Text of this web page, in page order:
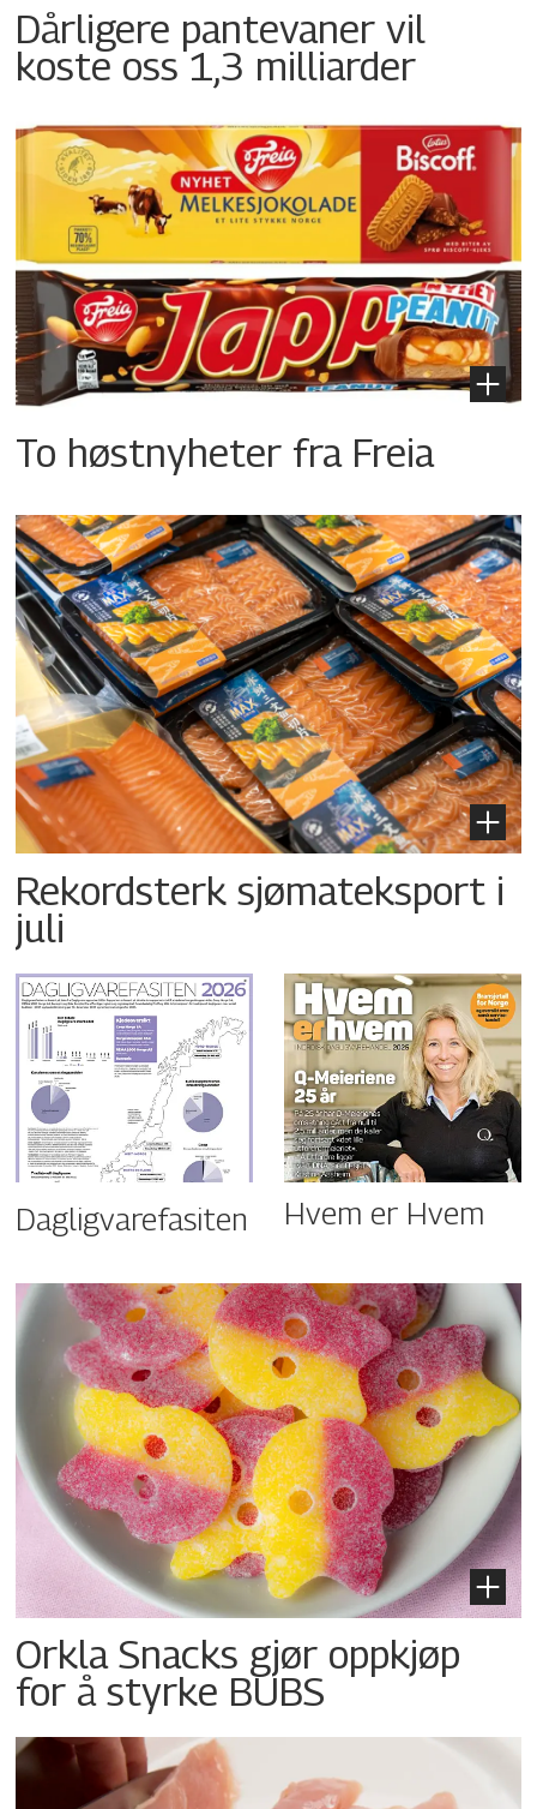
Dårligere pantevaner vil
koste oss 1,3 milliarder
To høstnyheter fra Freia
Rekordsterk sjømateksport i
juli
Dagligvarefasiten Hvem er Hvem
Orkla Snacks gjør oppkjøp
for å styrke BUBS